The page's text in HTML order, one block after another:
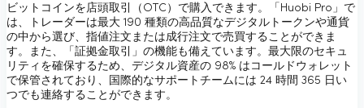
ビットコインを店頭取引（OTC）で購入できます。「Huobi Pro」で
は、トレーダーは最大 190 種類の高品質なデジタルトークンや通貨
の中から選び、指値注文または成行注文で売買することができま
す。また、「証拠金取引」の機能も備えています。最大限のセキュ
リティを確保するため、デジタル資産の 98% はコールドウォレット
で保管されており、国際的なサポートチームには 24 時間 365 日い
つでも連絡することができます。